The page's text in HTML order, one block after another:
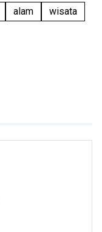
alam
wisata